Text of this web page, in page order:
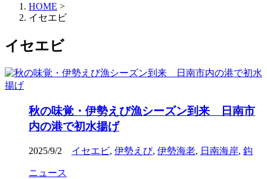
HOME >
イセエビ
イセエビ
秋の味覚・伊勢えび漁シーズン到来 日南市
内の港で初水揚げ
2025/9/2 イセエビ, 伊勢えび, 伊勢海老, 日南海岸, 鈎
ニュース